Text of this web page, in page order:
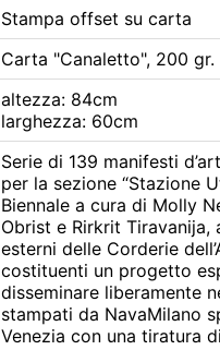
Stampa offset su carta
Carta "Canaletto", 200 gr.
altezza: 84cm
larghezza: 60cm
Serie di 139 manifesti
per la sezione “Stazione
Biennale a cura di Molly
Obrist e Rirkrit Tiravanija,
esterni delle Corderie
costituenti un progetto
disseminare liberamente
stampati da NavaMilano
Venezia con una tiratura